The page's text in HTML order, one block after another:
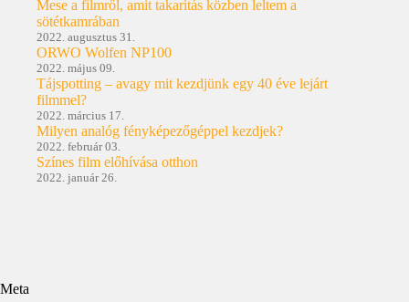
Mese a filmről, amit takarítás közben leltem a
sötétkamrában
2022. augusztus 31.
ORWO Wolfen NP100
2022. május 09.
Tájspotting – avagy mit kezdjünk egy 40 éve lejárt
filmmel?
2022. március 17.
Milyen analóg fényképezőgéppel kezdjek?
2022. február 03.
Színes film előhívása otthon
2022. január 26.
Meta